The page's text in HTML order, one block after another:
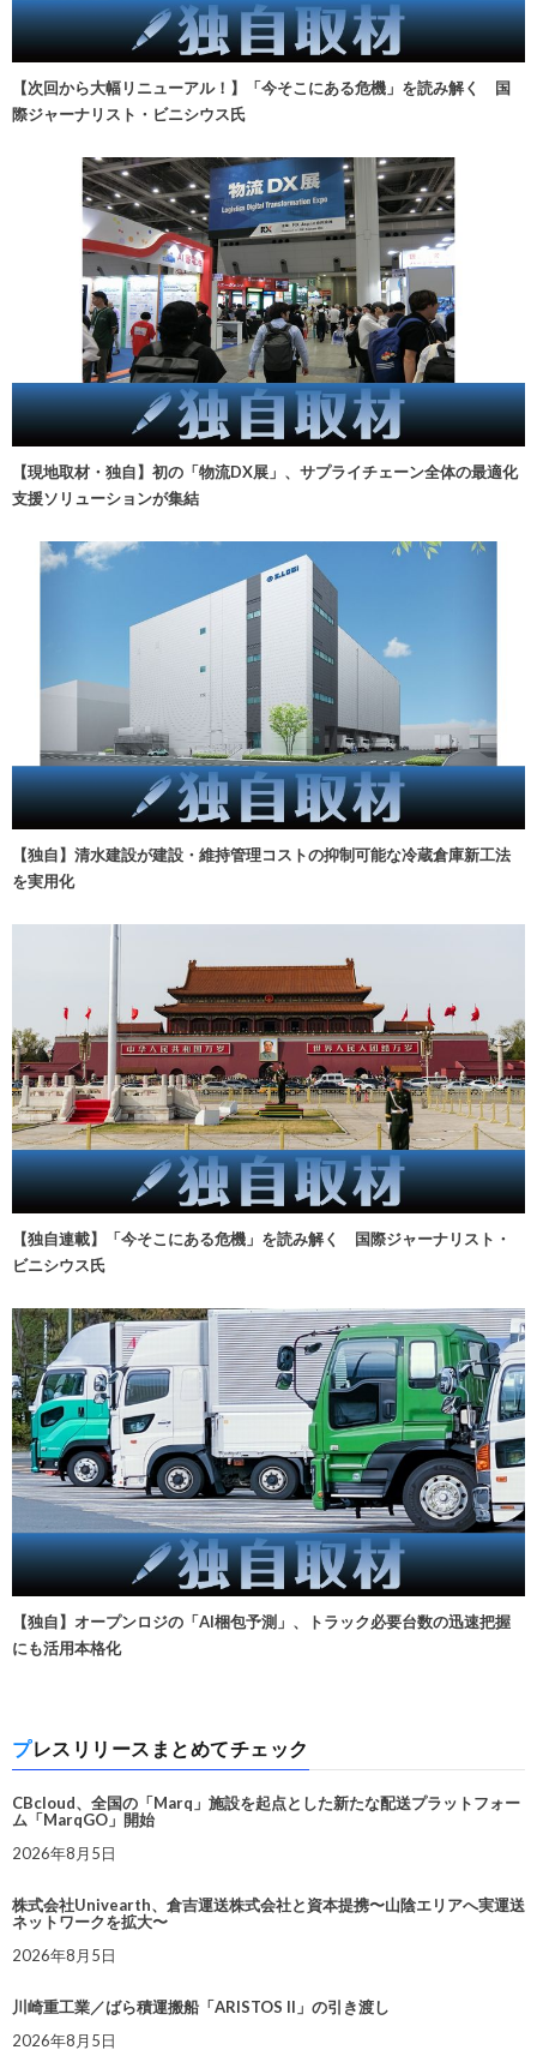
【次回から大幅リニューアル！】「今そこにある危機」を読み解く 国
際ジャーナリスト・ビニシウス氏
【現地取材・独自】初の「物流DX展」、サプライチェーン全体の最適化
支援ソリューションが集結
【独自】清水建設が建設・維持管理コストの抑制可能な冷蔵倉庫新工法
を実用化
【独自連載】「今そこにある危機」を読み解く 国際ジャーナリスト・
ビニシウス氏
【独自】オープンロジの「AI梱包予測」、トラック必要台数の迅速把握
にも活用本格化
プレスリリースまとめてチェック
CBcloud、全国の「Marq」施設を起点とした新たな配送プラットフォー
ム「MarqGO」開始
2026年8月5日
株式会社Univearth、倉吉運送株式会社と資本提携〜山陰エリアへ実運送
ネットワークを拡大〜
2026年8月5日
川崎重工業／ばら積運搬船「ARISTOS II」の引き渡し
2026年8月5日